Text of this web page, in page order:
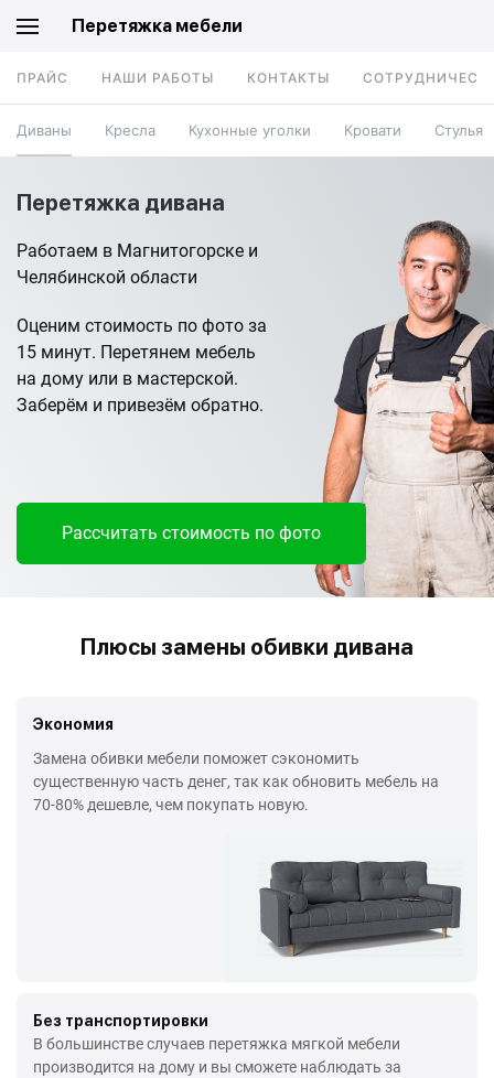
Перетяжка мебели
ПРАЙС НАШИ РАБОТЫ КОНТАКТЫ
Диваны Кресла Кухонные уголки Кровати Стулья
Перетяжка дивана
Работаем в Магнитогорске и
Челябинской области
Оценим стоимость по фото за
15 минут. Перетянем мебель
на дому или в мастерской.
Заберём и привезём обратно.
Рассчитать стоимость по фото
Плюсы замены обивки дивана
Экономия
Замена обивки мебели поможет сэкономить
существенную часть денег, так как обновить мебель на
70-80% дешевле, чем покупать новую.
Без транспортировки
В большинстве случаев перетяжка мягкой мебели
производится на дому и вы сможете наблюдать за